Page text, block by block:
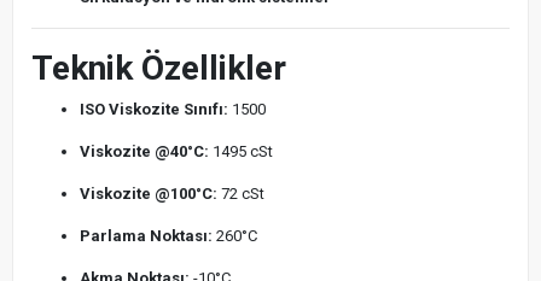
Teknik Özellikler
ISO Viskozite Sınıfı: 1500
Viskozite @40°C: 1495 cSt
Viskozite @100°C: 72 cSt
Parlama Noktası: 260°C